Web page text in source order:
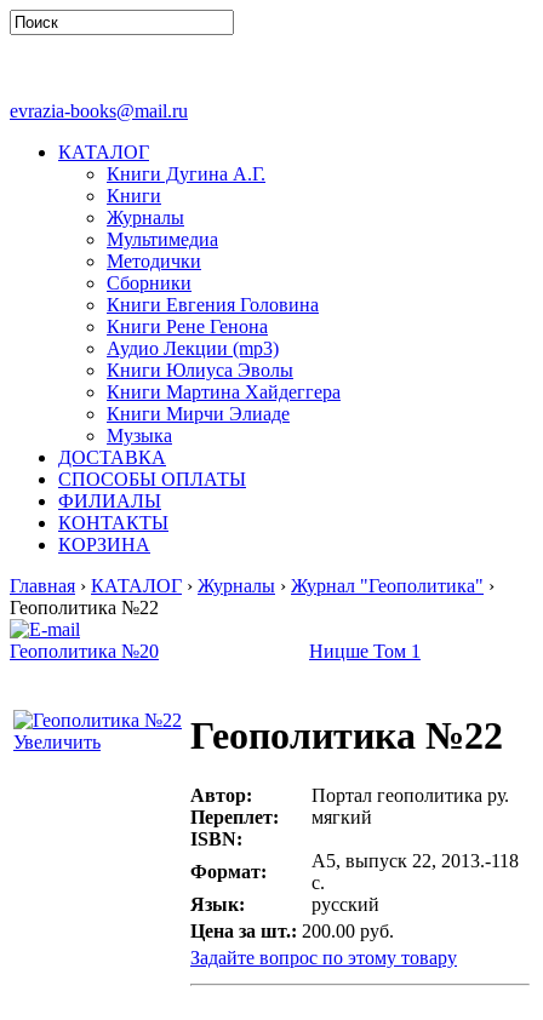
evrazia-books@mail.ru
КАТАЛОГ
Книги Дугина А.Г.
Книги
Журналы
Мультимедиа
Методички
Сборники
Книги Евгения Головина
Книги Рене Генона
Аудио Лекции (mp3)
Книги Юлиуса Эволы
Книги Мартина Хайдеггера
Книги Мирчи Элиаде
Музыка
ДОСТАВКА
СПОСОБЫ ОПЛАТЫ
ФИЛИАЛЫ
КОНТАКТЫ
КОРЗИНА
Главная › КАТАЛОГ › Журналы › Журнал "Геополитика" ›
Геополитика №22
Геополитика №20 Ницше Том 1
Увеличить Геополитика №22
Автор:
Портал геополитика ру.
Переплет:
мягкий
ISBN:
Формат:
А5, выпуск 22, 2013.-118
с.
Язык:
русский
Цена за шт.: 200.00 руб.
Задайте вопрос по этому товару